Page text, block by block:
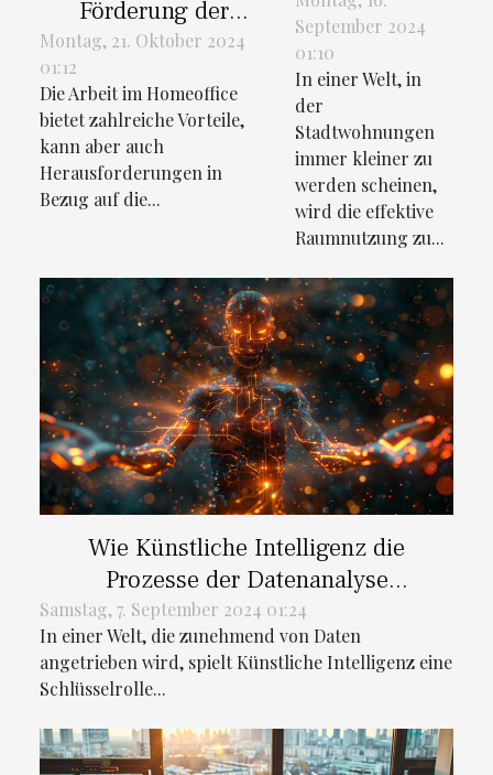
Förderung der
Mitarbeitermotivation
Montag, 21. Oktober 2024
01:12
Die Arbeit im Homeoffice
bietet zahlreiche Vorteile,
kann aber auch
Herausforderungen in
Bezug auf die...
in kleinen
Wohnungen
September 2024
01:10
In einer Welt, in
der
Stadtwohnungen
immer kleiner zu
werden scheinen,
wird die effektive
Raumnutzung zu...
Wie Künstliche Intelligenz die
Prozesse der Datenanalyse
transformiert
Samstag, 7. September 2024 01:24
In einer Welt, die zunehmend von Daten
angetrieben wird, spielt Künstliche Intelligenz eine
Schlüsselrolle...